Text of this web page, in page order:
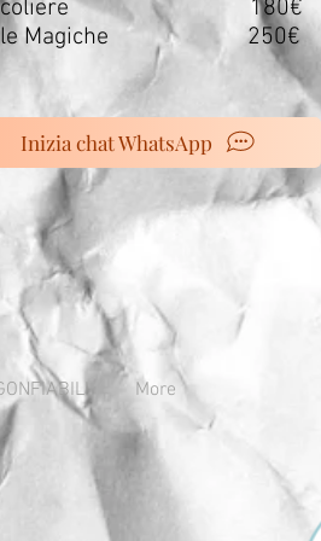
180€
Magiche 250€
Inizia chat WhatsApp
More